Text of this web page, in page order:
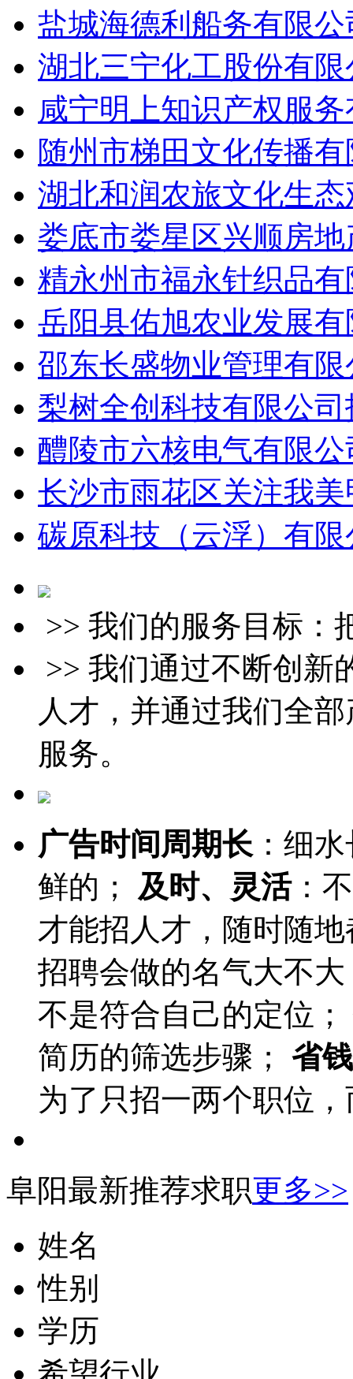
盐城海德利船务有限
湖北三宁化工股份有
咸宁明上知识产权服
随州市梯田文化传播
湖北和润农旅文化生
娄底市娄星区兴顺房
精永州市福永针织品
岳阳县佑旭农业发展
邵东长盛物业管理有
梨树全创科技有限公
醴陵市六核电气有限
长沙市雨花区关注我
碳原科技（云浮）有
>> 我们的服务目标：
>> 我们通过不断创新
人才，并通过我们全
服务。
广告时间周期长 ：细
鲜的； 及时、灵活：
才能招人才，随时随
招聘会做的名气大不
不是符合自己的定位；
简历的筛选步骤； 省
为了只招一两个职位
阜阳最新推荐求职更多>>
姓名
性别
学历